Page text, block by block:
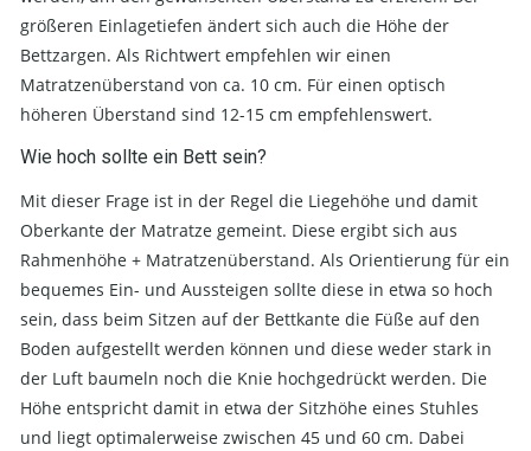
größeren Einlagetiefen ändert sich auch die Höhe der
Bettzargen. Als Richtwert empfehlen wir einen
Matratzenüberstand von ca. 10 cm. Für einen optisch
höheren Überstand sind 12-15 cm empfehlenswert.
Wie hoch sollte ein Bett sein?
Mit dieser Frage ist in der Regel die Liegehöhe und damit
Oberkante der Matratze gemeint. Diese ergibt sich aus
Rahmenhöhe + Matratzenüberstand. Als Orientierung für ein
bequemes Ein- und Aussteigen sollte diese in etwa so hoch
sein, dass beim Sitzen auf der Bettkante die Füße auf den
Boden aufgestellt werden können und diese weder stark in
der Luft baumeln noch die Knie hochgedrückt werden. Die
Höhe entspricht damit in etwa der Sitzhöhe eines Stuhles
und liegt optimalerweise zwischen 45 und 60 cm. Dabei